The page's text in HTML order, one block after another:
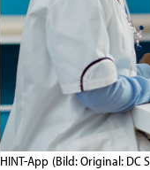
HINT-App (Bild: Original: DC